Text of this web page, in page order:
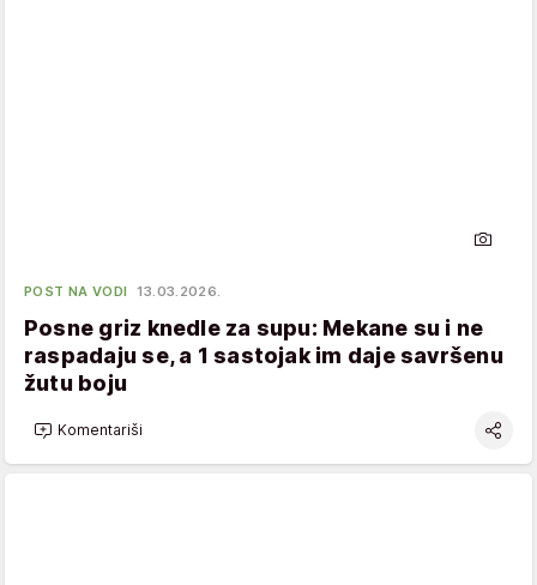
POST NA VODI 13.03.2026.
Posne griz knedle za supu: Mekane su i ne
raspadaju se, a 1 sastojak im daje savršenu
žutu boju
Komentariši